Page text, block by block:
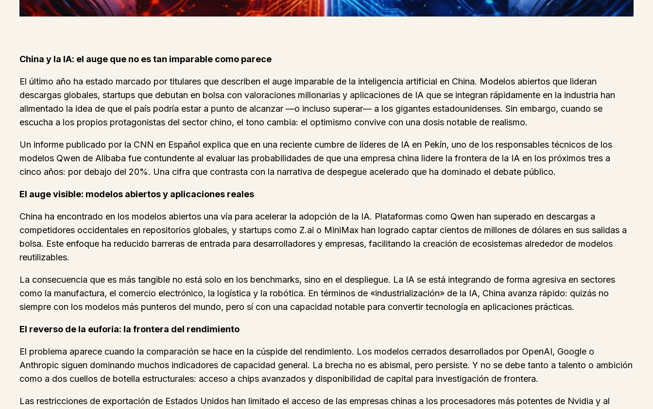
China y la IA: el auge que no es tan imparable como parece
El último año ha estado marcado por titulares que describen el auge imparable de la inteligencia artificial en China. Modelos abiertos que lideran
descargas globales, startups que debutan en bolsa con valoraciones millonarias y aplicaciones de IA que se integran rápidamente en la industria han
alimentado la idea de que el país podría estar a punto de alcanzar —o incluso superar— a los gigantes estadounidenses. Sin embargo, cuando se
escucha a los propios protagonistas del sector chino, el tono cambia: el optimismo convive con una dosis notable de realismo.
Un informe publicado por la CNN en Español explica que en una reciente cumbre de líderes de IA en Pekín, uno de los responsables técnicos de los
modelos Qwen de Alibaba fue contundente al evaluar las probabilidades de que una empresa china lidere la frontera de la IA en los próximos tres a
cinco años: por debajo del 20%. Una cifra que contrasta con la narrativa de despegue acelerado que ha dominado el debate público.
El auge visible: modelos abiertos y aplicaciones reales
China ha encontrado en los modelos abiertos una vía para acelerar la adopción de la IA. Plataformas como Qwen han superado en descargas a
competidores occidentales en repositorios globales, y startups como Z.ai o MiniMax han logrado captar cientos de millones de dólares en sus salidas a
bolsa. Este enfoque ha reducido barreras de entrada para desarrolladores y empresas, facilitando la creación de ecosistemas alrededor de modelos
reutilizables.
La consecuencia que es más tangible no está solo en los benchmarks, sino en el despliegue. La IA se está integrando de forma agresiva en sectores
como la manufactura, el comercio electrónico, la logística y la robótica. En términos de «industrialización» de la IA, China avanza rápido: quizás no
siempre con los modelos más punteros del mundo, pero sí con una capacidad notable para convertir tecnología en aplicaciones prácticas.
El reverso de la euforia: la frontera del rendimiento
El problema aparece cuando la comparación se hace en la cúspide del rendimiento. Los modelos cerrados desarrollados por OpenAI, Google o
Anthropic siguen dominando muchos indicadores de capacidad general. La brecha no es abismal, pero persiste. Y no se debe tanto a talento o ambición
como a dos cuellos de botella estructurales: acceso a chips avanzados y disponibilidad de capital para investigación de frontera.
Las restricciones de exportación de Estados Unidos han limitado el acceso de las empresas chinas a los procesadores más potentes de Nvidia y al